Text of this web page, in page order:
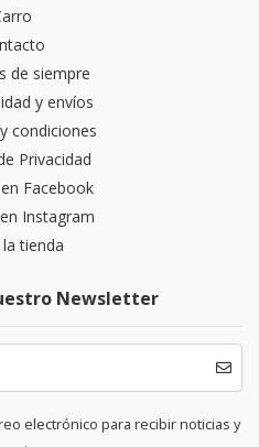
de siempre
y envíos
condiciones
Privacidad
Facebook
Instagram
tienda
Newsletter
electrónico para recibir noticias y